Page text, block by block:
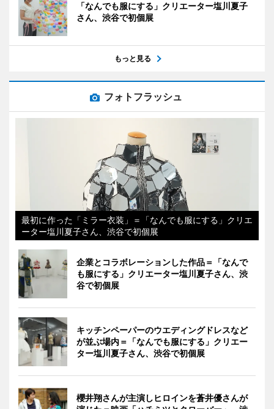
「なんでも服にする」クリエーター塩川夏子
さん、渋谷で初個展
もっと見る
フォトフラッシュ
最初に作った「ミラー衣装」＝「なんでも服にする」クリエ
ーター塩川夏子さん、渋谷で初個展
企業とコラボレーションした作品＝「なんで
も服にする」クリエーター塩川夏子さん、渋
谷で初個展
キッチンペーパーのウエディングドレスなど
が並ぶ場内＝「なんでも服にする」クリエー
ター塩川夏子さん、渋谷で初個展
櫻井翔さんが主演しヒロインを蒼井優さんが